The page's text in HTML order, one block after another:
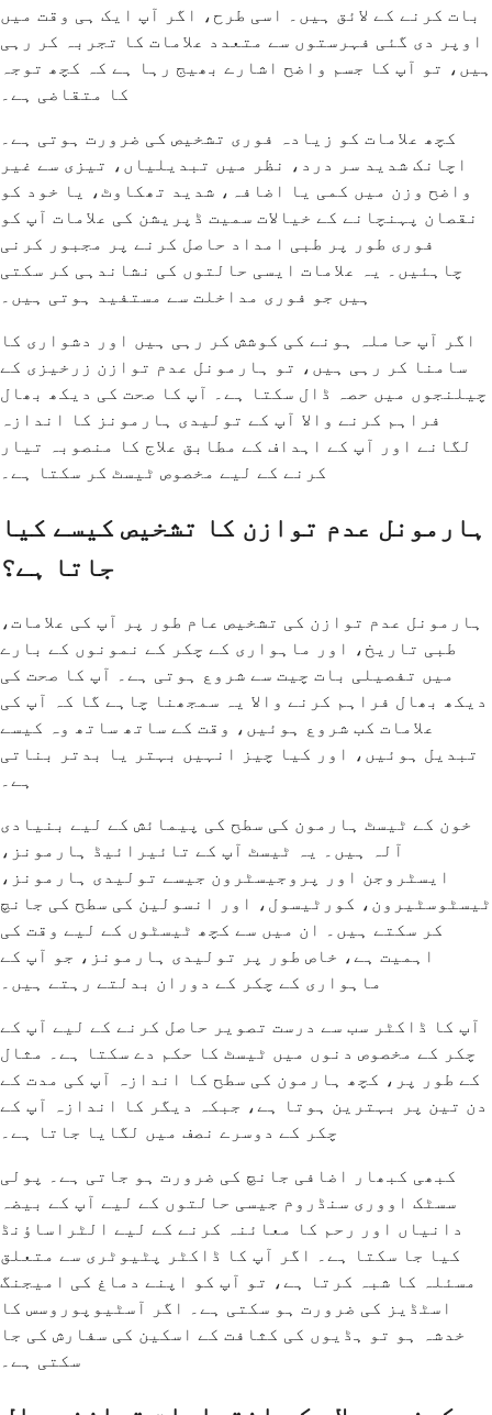
بات کرنے کے لائق ہیں۔ اسی طرح، اگر آپ ایک ہی وقت میں
اوپر دی گئی فہرستوں سے متعدد علامات کا تجربہ کر رہی
ہیں، تو آپ کا جسم واضح اشارے بھیج رہا ہے کہ کچھ توجہ
کا متقاضی ہے۔
کچھ علامات کو زیادہ فوری تشخیص کی ضرورت ہوتی ہے۔
اچانک شدید سر درد، نظر میں تبدیلیاں، تیزی سے غیر
واضح وزن میں کمی یا اضافہ، شدید تھکاوٹ، یا خود کو
نقصان پہنچانے کے خیالات سمیت ڈپریشن کی علامات آپ کو
فوری طور پر طبی امداد حاصل کرنے پر مجبور کرنی
چاہئیں۔ یہ علامات ایسی حالتوں کی نشاندہی کر سکتی
ہیں جو فوری مداخلت سے مستفید ہوتی ہیں۔
اگر آپ حاملہ ہونے کی کوشش کر رہی ہیں اور دشواری کا
سامنا کر رہی ہیں، تو ہارمونل عدم توازن زرخیزی کے
چیلنجوں میں حصہ ڈال سکتا ہے۔ آپ کا صحت کی دیکھ بھال
فراہم کرنے والا آپ کے تولیدی ہارمونز کا اندازہ
لگانے اور آپ کے اہداف کے مطابق علاج کا منصوبہ تیار
کرنے کے لیے مخصوص ٹیسٹ کر سکتا ہے۔
ہارمونل عدم توازن کا تشخیص کیسے کیا
جاتا ہے؟
ہارمونل عدم توازن کی تشخیص عام طور پر آپ کی علامات،
طبی تاریخ، اور ماہواری کے چکر کے نمونوں کے بارے
میں تفصیلی بات چیت سے شروع ہوتی ہے۔ آپ کا صحت کی
دیکھ بھال فراہم کرنے والا یہ سمجھنا چاہے گا کہ آپ کی
علامات کب شروع ہوئیں، وقت کے ساتھ ساتھ وہ کیسے
تبدیل ہوئیں، اور کیا چیز انہیں بہتر یا بدتر بناتی
ہے۔
خون کے ٹیسٹ ہارمون کی سطح کی پیمائش کے لیے بنیادی
آلہ ہیں۔ یہ ٹیسٹ آپ کے تائیرائیڈ ہارمونز،
ایسٹروجن اور پروجیسٹرون جیسے تولیدی ہارمونز،
ٹیسٹوسٹیرون، کورٹیسول، اور انسولین کی سطح کی جانچ
کر سکتے ہیں۔ ان میں سے کچھ ٹیسٹوں کے لیے وقت کی
اہمیت ہے، خاص طور پر تولیدی ہارمونز، جو آپ کے
ماہواری کے چکر کے دوران بدلتے رہتے ہیں۔
آپ کا ڈاکٹر سب سے درست تصویر حاصل کرنے کے لیے آپ کے
چکر کے مخصوص دنوں میں ٹیسٹ کا حکم دے سکتا ہے۔ مثال
کے طور پر، کچھ ہارمون کی سطح کا اندازہ آپ کی مدت کے
دن تین پر بہترین ہوتا ہے، جبکہ دیگر کا اندازہ آپ کے
چکر کے دوسرے نصف میں لگایا جاتا ہے۔
کبھی کبھار اضافی جانچ کی ضرورت ہو جاتی ہے۔ پولی
سسٹک اووری سنڈروم جیسی حالتوں کے لیے آپ کے بیضہ
دانیاں اور رحم کا معائنہ کرنے کے لیے الٹراساؤنڈ
کیا جا سکتا ہے۔ اگر آپ کا ڈاکٹر پٹیوٹری سے متعلق
مسئلہ کا شبہ کرتا ہے، تو آپ کو اپنے دماغ کی امیجنگ
اسٹڈیز کی ضرورت ہو سکتی ہے۔ اگر آسٹیوپوروسس کا
خدشہ ہو تو ہڈیوں کی کثافت کے اسکین کی سفارش کی جا
سکتی ہے۔